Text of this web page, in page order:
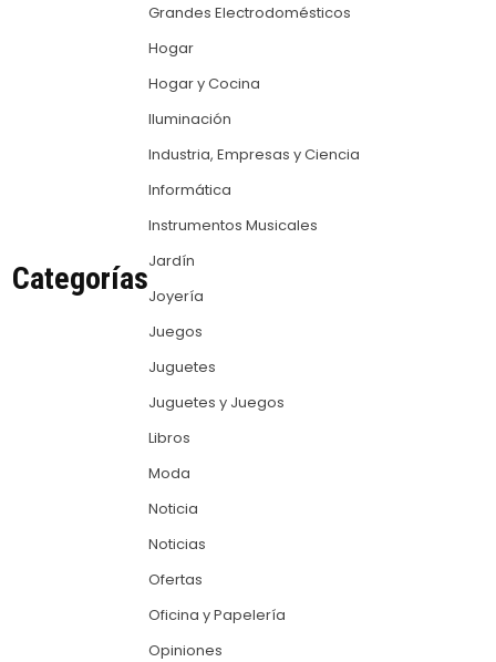
Categorías
Grandes Electrodomésticos
Hogar
Hogar y Cocina
Iluminación
Industria, Empresas y Ciencia
Informática
Instrumentos Musicales
Jardín
Joyería
Juegos
Juguetes
Juguetes y Juegos
Libros
Moda
Noticia
Noticias
Ofertas
Oficina y Papelería
Opiniones